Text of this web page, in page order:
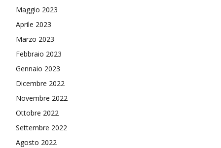
Maggio 2023
Aprile 2023
Marzo 2023
Febbraio 2023
Gennaio 2023
Dicembre 2022
Novembre 2022
Ottobre 2022
Settembre 2022
Agosto 2022